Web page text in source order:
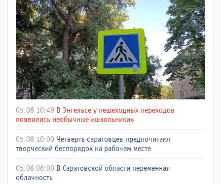
05.08 10:49 В Энгельсе у пешеходных переходов
появились необычные «школьники»
05.08 10:00 Четверть саратовцев предпочитают
творческий беспорядок на рабочем месте
05.08 06:00 В Саратовской области переменная
облачность